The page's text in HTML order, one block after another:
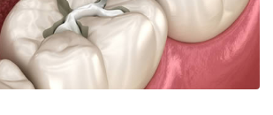
Restauração dental